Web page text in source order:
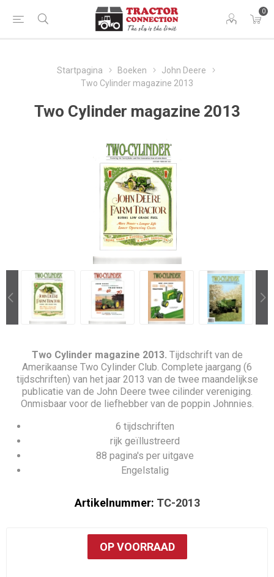
0
Startpagina Boeken
John Deere
Two Cylinder magazine 2013
Two Cylinder magazine 2013
Two Cylinder magazine 2013. Tijdschrift van de
Amerikaanse Two Cylinder Club. Complete jaargang (6
tijdschriften) van het jaar 2013 van de twee maandelijkse
publicatie van de John Deere twee cilinder vereniging.
Onmisbaar voor de liefhebber van de poppin Johnnies.
6 tijdschriften
rijk geïllustreerd
88 pagina's per uitgave
Engelstalig
Artikelnummer: TC-2013
OP VOORRAAD